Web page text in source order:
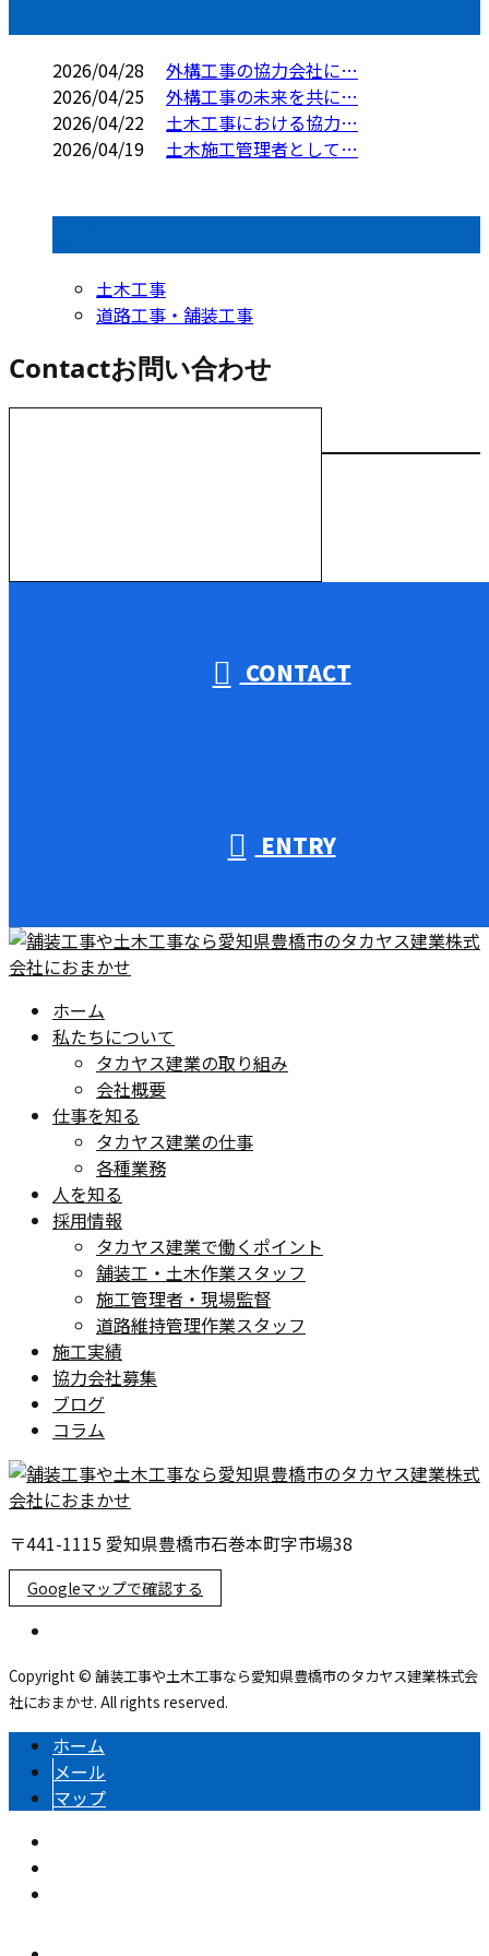
2026/04/28
外構工事の協力会社に…
2026/04/25
外構工事の未来を共に…
2026/04/22
土木工事における協力…
2026/04/19
土木施工管理者として…
土木工事
道路工事・舗装工事
Contactお問い合わせ
CONTACT
ENTRY
ホーム
私たちについて
タカヤス建業の取り組み
会社概要
仕事を知る
タカヤス建業の仕事
各種業務
人を知る
採用情報
タカヤス建業で働くポイント
舗装工・土木作業スタッフ
施工管理者・現場監督
道路維持管理作業スタッフ
施工実績
協力会社募集
ブログ
コラム
〒441-1115 愛知県豊橋市石巻本町字市場38
Googleマップで確認する
Copyright © 舗装工事や土木工事なら愛知県豊橋市のタカヤス建業株式会
社におまかせ. All rights reserved.
ホーム
メール
マップ